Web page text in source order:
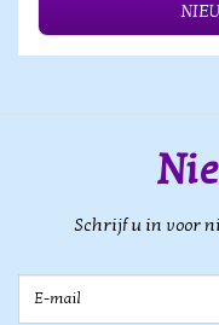
Schrijf u in voor